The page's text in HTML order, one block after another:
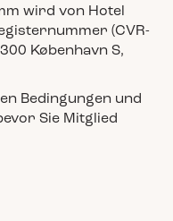
wird von Hotel
(CVR-
København S,
Bedingungen und
Sie Mitglied